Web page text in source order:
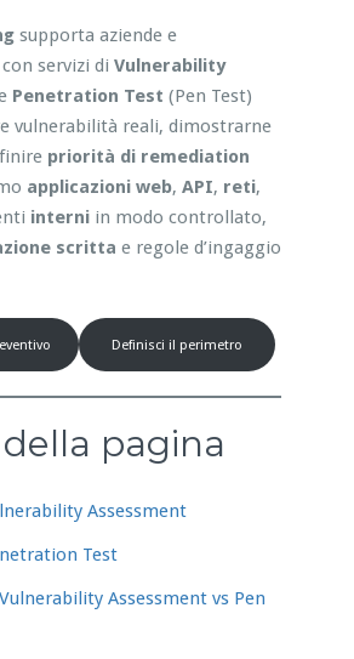
supporta aziende e
servizi di Vulnerability
Penetration Test (Pen Test)
vulnerabilità reali, dimostrarne
priorità di remediation
applicazioni web, API, reti,
interniin modo controllato,
scritta e regole d’ingaggio
Definisci il perimetro
pagina
Assessment
Test
Assessment vs Pen